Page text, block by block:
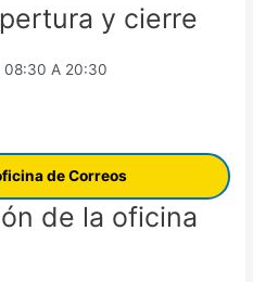
y cierre
08:30 A 20:30
de Correos
de la oficina